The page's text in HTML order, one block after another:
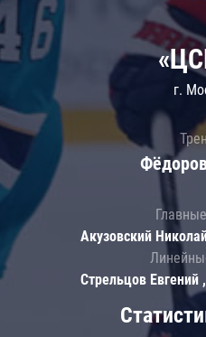
г.
Акузовский
Стрельцов